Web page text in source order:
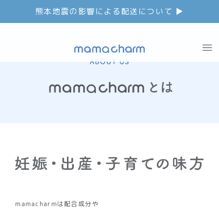
熊本地震の影響による配送について ▶︎
mamacharmは配合成分や